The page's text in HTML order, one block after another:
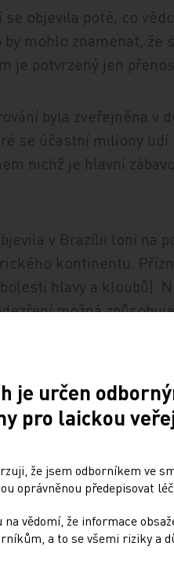
se objevila poté, co
mohlo znamenat,
je potvrzený jen
byla zveřejněna v
se účastní miliony
nichž je hlavní
v Brazílii loni na
kontinentu.
hlavy a kloubů).
možná
celosvětový stav
v roce 2014 kvůli
na níž nyní brazilští
i tři až pět let.
je určen
pro laickou
že jsem odborníkem ve
oprávněnou předepisovat
na vědomí, že informace
a to se všemi riziky a